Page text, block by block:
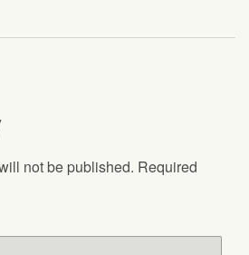
not be published. Required